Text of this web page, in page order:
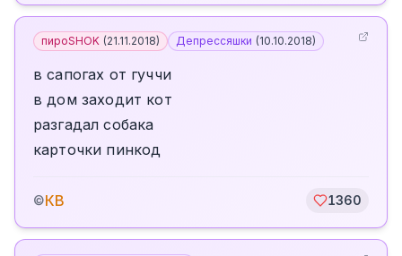
пироSHOK (21.11.2018) Депрессяшки (10.10.2018)
в сапогах от гуччи
в дом заходит кот
разгадал собака
карточки пинкод
©КВ 1360